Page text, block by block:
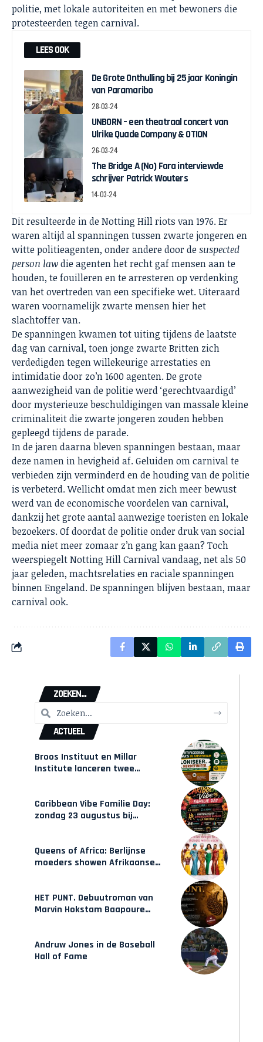
politie, met lokale autoriteiten en met bewoners die
protesteerden tegen carnival.
LEES OOK
De Grote Onthulling bij 25 jaar Koningin
van Paramaribo
28-03-24
UNBORN – een theatraal concert van
Ulrike Quade Company & OTION
26-03-24
The Bridge A (No) Fara interviewde
schrijver Patrick Wouters
14-03-24
Dit resulteerde in de Notting Hill riots van 1976. Er
waren altijd al spanningen tussen zwarte jongeren en
witte politieagenten, onder andere door desuspected
person lawdie agenten het recht gaf mensen aan te
houden, te fouilleren en te arresteren op verdenking
van het overtreden van een specifieke wet. Uiteraard
waren voornamelijk zwarte mensen hier het
slachtoffer van.
De spanningen kwamen tot uiting tijdens de laatste
dag van carnival, toen jonge zwarte Britten zich
verdedigden tegen willekeurige arrestaties en
intimidatie door zo’n 1600 agenten. De grote
aanwezigheid van de politie werd ‘gerechtvaardigd’
door mysterieuze beschuldigingen van massale kleine
criminaliteit die zwarte jongeren zouden hebben
gepleegd tijdens de parade.
In de jaren daarna bleven spanningen bestaan, maar
deze namen in hevigheid af. Geluiden om carnival te
verbieden zijn verminderd en de houding van de politie
is verbeterd. Wellicht omdat men zich meer bewust
werd van de economische voordelen van carnival,
dankzij het grote aantal aanwezige toeristen en lokale
bezoekers. Of doordat de politie onder druk van social
media niet meer zomaar z’n gang kan gaan? Toch
weerspiegelt Notting Hill Carnival vandaag, net als 50
jaar geleden, machtsrelaties en raciale spanningen
binnen Engeland. De spanningen blijven bestaan, maar
carnival ook.
ZOEKEN...
ACTUEEL
Broos Instituut en Millar
Institute lanceren twee
Caribbean Vibe Familie Day:
zondag 23 augustus bij
Queens of Africa: Berlijnse
moeders showen Afrikaanse
HET PUNT. Debuutroman van
Marvin Hokstam Baapoure
Andruw Jones in de Baseball
Hall of Fame